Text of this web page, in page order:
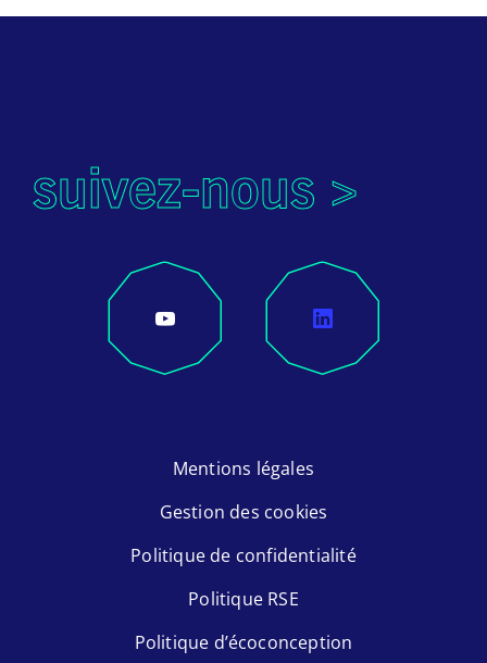
suivez-nous >
Mentions légales
Gestion des cookies
Politique de confidentialité
Politique RSE
Politique d’écoconception